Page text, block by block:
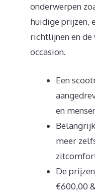
onderwerpen
huidige prijzen,
richtlijnen en de
occasion.
Een
en
meer
De
€600,00